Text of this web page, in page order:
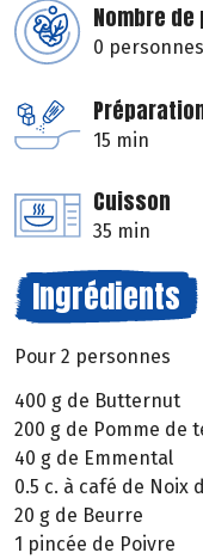
Nombre
0 personnes
15 min
Cuisson
35 min
Ingrédients
Pour 2 personnes
400 g de Butternut
200 g de Pomme de
40 g de Emmental
0.5 c. à café de Noix
20 g de Beurre
1 pincée de Poivre